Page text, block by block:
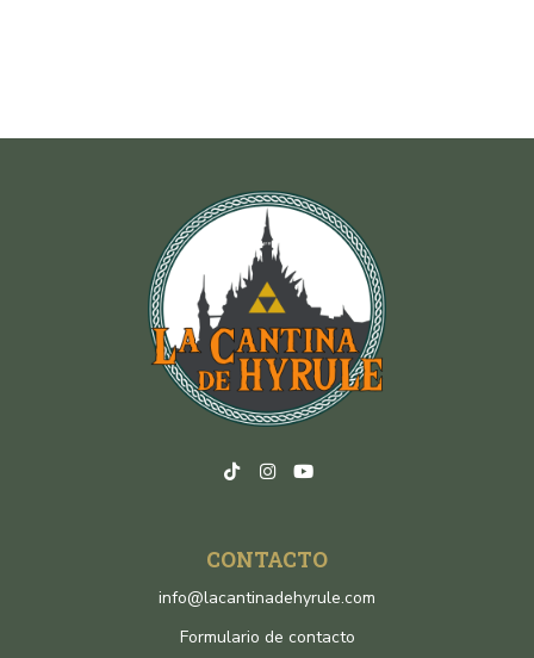
CONTACTO
info@lacantinadehyrule.com
Formulario de contacto